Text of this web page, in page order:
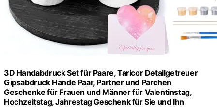
3D Handabdruck Set für Paare, Taricor Detailgetreuer
Gipsabdruck Hände Paar, Partner und Pärchen
Geschenke für Frauen und Männer für Valentinstag,
Hochzeitstag, Jahrestag Geschenk für Sie und Ihn